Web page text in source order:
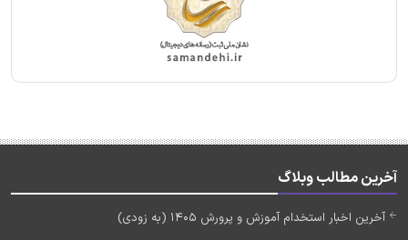
آخرین مطالب وبلاگ
آخرین اخبار استخدام آموزش و پرورش 1405 (به زودی)